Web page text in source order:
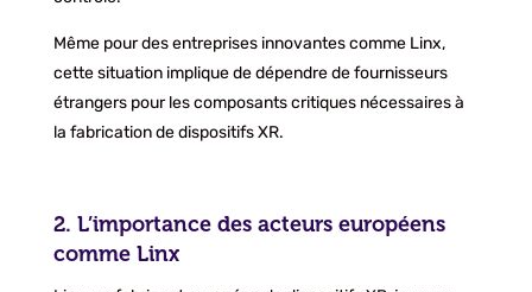
Même pour des entreprises innovantes comme Linx,
cette situation implique de dépendre de fournisseurs
étrangers pour les composants critiques nécessaires à
la fabrication de dispositifs XR.
2. L’importance des acteurs européens
comme Linx